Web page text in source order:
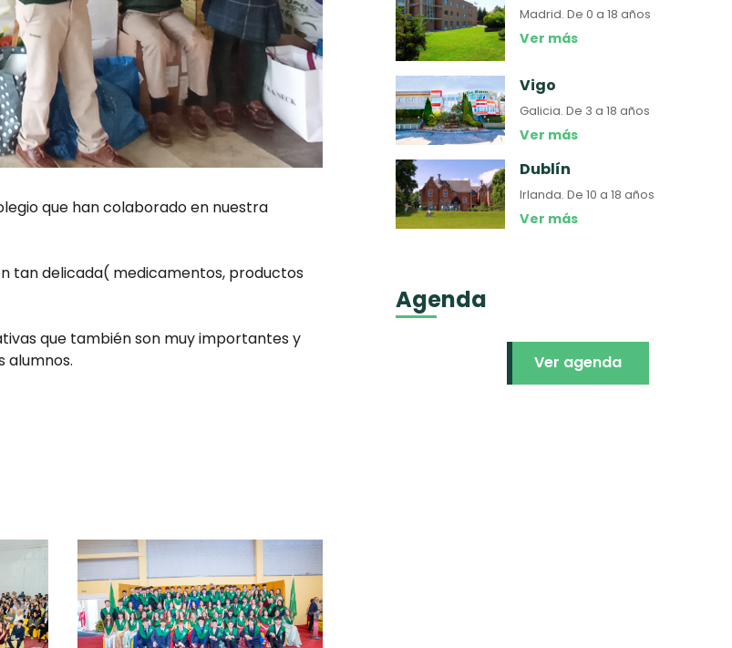
que han colaborado en nuestra
tan delicada( medicamentos, productos
que también son muy importantes y
alumnos.
Madrid.De 0 a 18 años
Ver más
Vigo
Galicia.De 3 a 18 años
Ver más
Dublín
Irlanda.De 10 a 18 años
Ver más
Agenda
Ver agenda